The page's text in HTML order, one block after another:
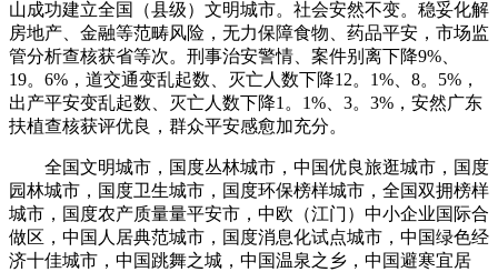
山成功建立全国（县级）文明城市。社会安然不变。稳妥化解
房地产、金融等范畴风险，无力保障食物、药品平安，市场监
管分析查核获省等次。刑事治安警情、案件别离下降9%、
19。6%，道交通变乱起数、灭亡人数下降12。1%、8。5%，
出产平安变乱起数、灭亡人数下降1。1%、3。3%，安然广东
扶植查核获评优良，群众平安感愈加充分。
全国文明城市，国度丛林城市，中国优良旅逛城市，国度
园林城市，国度卫生城市，国度环保榜样城市，全国双拥榜样
城市，国度农产质量量平安市，中欧（江门）中小企业国际合
做区，中国人居典范城市，国度消息化试点城市，中国绿色经
济十佳城市，中国跳舞之城，中国温泉之乡，中国避寒宜居